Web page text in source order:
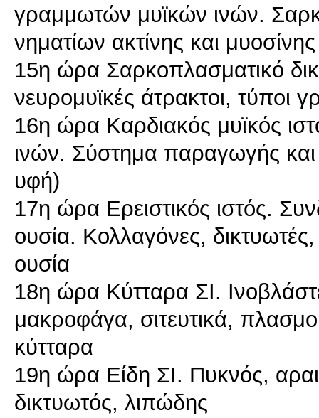
γραμμωτών μυϊκών ινών.
νηματίων ακτίνης και μυοσίνης
15η ώρα Σαρκοπλασματικό
νευρομυϊκές άτρακτοι, τύποι
16η ώρα Καρδιακός μυϊκός
ινών. Σύστημα παραγωγής
υφή)
17η ώρα Ερειστικός ιστός.
ουσία. Κολλαγόνες, δικτυωτές,
ουσία
18η ώρα Κύτταρα ΣΙ.
μακροφάγα, σιτευτικά,
κύτταρα
19η ώρα Είδη ΣΙ. Πυκνός,
δικτυωτός, λιπώδης